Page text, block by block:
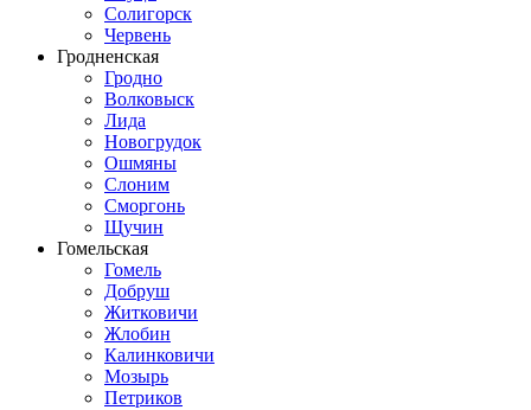
Солигорск
Червень
Гродненская
Гродно
Волковыск
Лида
Новогрудок
Ошмяны
Слоним
Сморгонь
Щучин
Гомельская
Гомель
Добруш
Житковичи
Жлобин
Калинковичи
Мозырь
Петриков